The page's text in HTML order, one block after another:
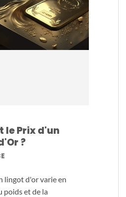
le Prix d'un
?
lingot d'or varie en
poids et de la